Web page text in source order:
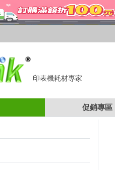
印表機耗材專家
促銷專區
brother墨水匣 LC539XL / LC535XL